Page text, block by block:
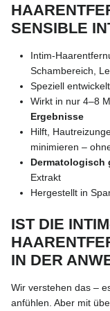
SENSIBLE
Intim-
Schambereich,
Speziell
Wirkt in nur 4–8
Ergebnisse
Hilft,
minimieren –
Dermatologisch
Extrakt
Hergestellt in
IST DIE
IN DER
Wir verstehen das –
anfühlen. Aber mit